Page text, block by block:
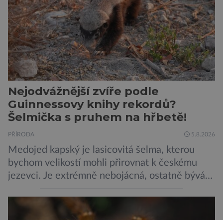
Nejodvážnější zvíře podle
Guinnessovy knihy rekordů?
Šelmička s pruhem na hřbetě!
PŘÍRODA 5.8.2026
Medojed kapský je lasicovitá šelma, kterou
bychom velikostí mohli přirovnat k českému
jezevci. Je extrémně nebojácná, ostatně bývá
této souvislosti je dokonce zapsána do
Guinnessovy knihy rekordů. Navzdory svému